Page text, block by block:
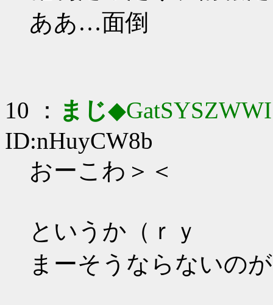
ああ…面倒
10 ： まじ◆GatSYSZWWI
ID:nHuyCW8b
おーこわ＞＜
というか（ｒｙ
まーそうならないの